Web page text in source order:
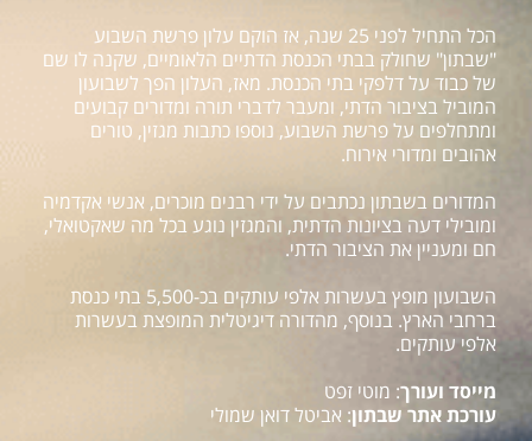
הכל התחיל לפני 25 שנה, אז הוקם עלון פרשת השבוע
"שבתון" שחולק בבתי הכנסת הדתיים הלאומיים, שקנה לו שם
של כבוד על דלפקי בתי הכנסת. מאז, העלון הפך לשבועון
המוביל בציבור הדתי, ומעבר לדברי תורה ומדורים קבועים
ומתחלפים על פרשת השבוע, נוספו כתבות מגזין, טורים
אהובים ומדורי אירוח.
המדורים בשבתון נכתבים על ידי רבנים מוכרים, אנשי אקדמיה
ומובילי דעה בציונות הדתית, והמגזין נוגע בכל מה שאקטואלי,
חם ומעניין את הציבור הדתי.
השבועון מופץ בעשרות אלפי עותקים בכ-5,500 בתי כנסת
ברחבי הארץ. בנוסף, מהדורה דיגיטלית המופצת בעשרות
אלפי עותקים.
מייסד ועורך: מוטי זפט
עורכת אתר שבתון: אביטל דואן שמולי